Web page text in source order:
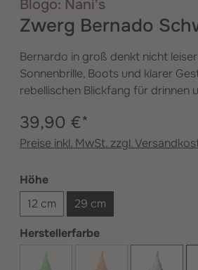
Blogo: Nani's
Zwerg Bernado
Bernardo in groß denkt nicht
Sonnenbrille, Boots und klarer
rebellischen Blickfang für drinnen
39,90 €*
Preise inkl. MwSt. zzgl.
Höheauswählen
12 cm
29 cm
Herstellerfarbeauswählen